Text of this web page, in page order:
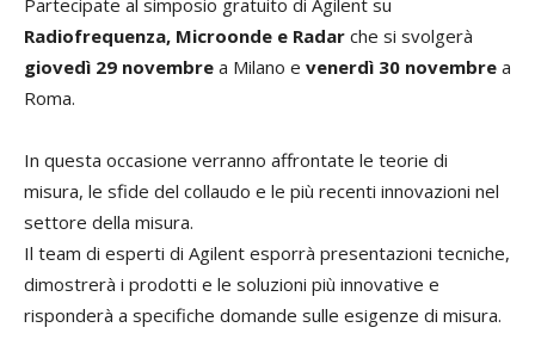
Partecipate al simposio gratuito di Agilent su
Radiofrequenza, Microonde e Radar che si svolgerà
giovedì 29 novembre a Milano e venerdì 30 novembre a
Roma.
In questa occasione verranno affrontate le teorie di
misura, le sfide del collaudo e le più recenti innovazioni nel
settore della misura.
Il team di esperti di Agilent esporrà presentazioni tecniche,
dimostrerà i prodotti e le soluzioni più innovative e
risponderà a specifiche domande sulle esigenze di misura.